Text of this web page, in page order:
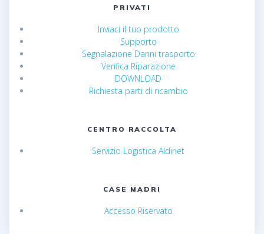
PRIVATI
Inviaci il tuo prodotto
Supporto
Segnalazione Danni trasporto
Verifica Riparazione
DOWNLOAD
Richiesta parti di ricambio
CENTRO RACCOLTA
Servizio Logistica Aldinet
CASE MADRI
Accesso Riservato